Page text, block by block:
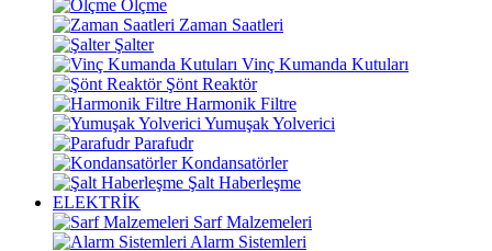
Ölçme
Zaman Saatleri
Şalter
Vinç Kumanda Kutuları
Şönt Reaktör
Harmonik Filtre
Yumuşak Yolverici
Parafudr
Kondansatörler
Şalt Haberleşme
ELEKTRİK
Sarf Malzemeleri
Alarm Sistemleri